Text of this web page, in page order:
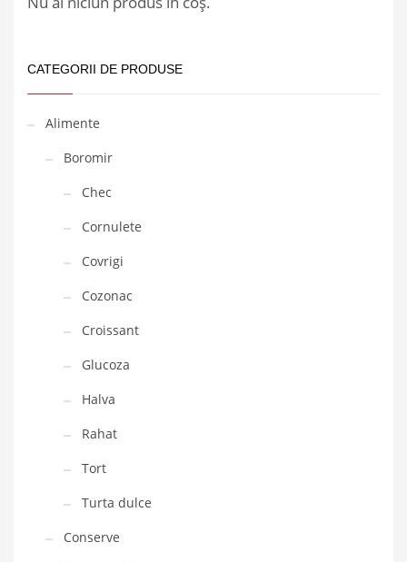
CATEGORII DE PRODUSE
Alimente
Boromir
Chec
Cornulete
Covrigi
Cozonac
Croissant
Glucoza
Halva
Rahat
Tort
Turta dulce
Conserve